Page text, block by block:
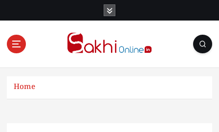
Online News Portal
Home